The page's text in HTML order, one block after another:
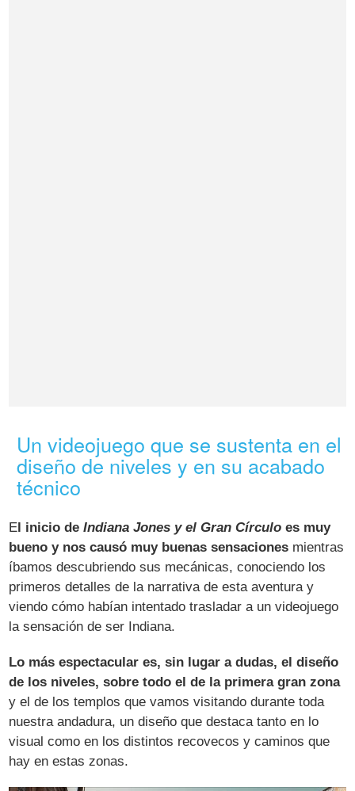
Un videojuego que se sustenta en el
diseño de niveles y en su acabado
técnico
El inicio deIndiana Jones y el Gran Círculo es muy
bueno y nos causó muy buenas sensaciones mientras
íbamos descubriendo sus mecánicas, conociendo los
primeros detalles de la narrativa de esta aventura y
viendo cómo habían intentado trasladar a un videojuego
la sensación de ser Indiana.
Lo más espectacular es, sin lugar a dudas, el diseño
de los niveles, sobre todo el de la primera gran zona
y el de los templos que vamos visitando durante toda
nuestra andadura, un diseño que destaca tanto en lo
visual como en los distintos recovecos y caminos que
hay en estas zonas.